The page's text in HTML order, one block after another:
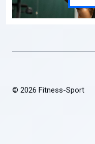
© 2026 Fitness-Sport